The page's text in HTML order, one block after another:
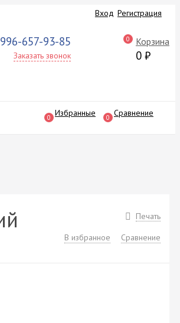
Вход Регистрация
657-93-85
Заказать звонок
0 Корзина
0 ₽
0 Избранные 0 Сравнение
Печать
В избранное Сравнение